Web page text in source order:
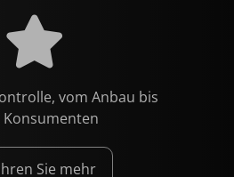
vom Anbau bis
Sie mehr